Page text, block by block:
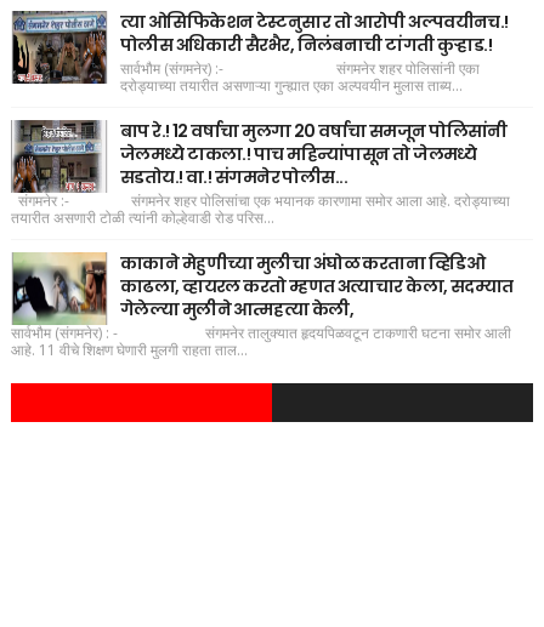
त्या ओसिफिकेशन टेस्टनुसार तो आरोपी अल्पवयीनच.!
पोलीस अधिकारी सैरभैर, निलंबनाची टांगती कुऱ्हाड.!
सार्वभौम (संगमनेर) :- संगमनेर शहर पोलिसांनी एका
दरोड्याच्या तयारीत असणाऱ्या गुन्ह्यात एका अल्पवयीन मुलास ताब्य...
बाप रे.! 12 वर्षाचा मुलगा 20 वर्षाचा समजून पोलिसांनी
जेलमध्ये टाकला.! पाच महिन्यांपासून तो जेलमध्ये
सडतोय.! वा.! संगमनेर पोलीस...
संगमनेर :- संगमनेर शहर पोलिसांचा एक भयानक कारणामा समोर आला आहे. दरोड्याच्या
तयारीत असणारी टोळी त्यांनी कोल्हेवाडी रोड परिस...
काकाने मेहुणीच्या मुलीचा अंघोळ करताना व्हिडिओ
काढला, व्हायरल करतो म्हणत अत्याचार केला, सदम्यात
गेलेल्या मुलीने आत्महत्या केली,
सार्वभौम (संगमनेर) : - संगमनेर तालुक्यात हृदयपिळवटून टाकणारी घटना समोर आली
आहे. 11 वीचे शिक्षण घेणारी मुलगी राहता ताल...